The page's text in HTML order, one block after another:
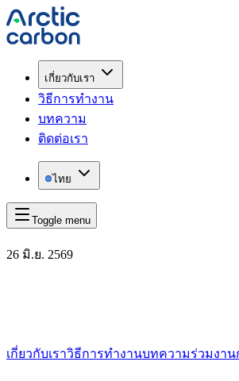
เกี่ยวกับเรา
วิธีการทำงาน
บทความ
ติดต่อเรา
ไทย
Toggle menu
26 มิ.ย. 2569
เกี่ยวกับเราวิธีการทำงานบทความร่วมงาน